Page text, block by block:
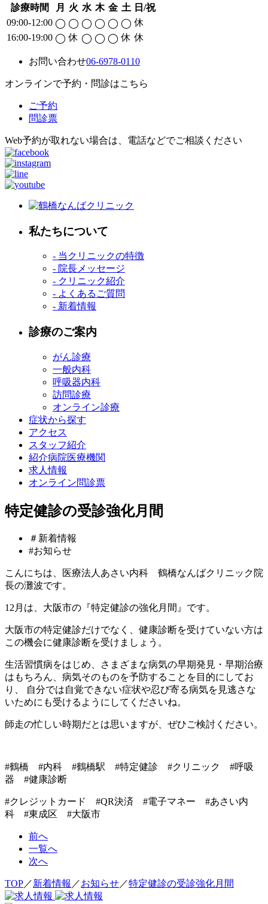
診療時間 月 火 水 木 金 土 日/祝
09:00-12:00 ◯ ◯ ◯ ◯ ◯ ◯ 休
16:00-19:00 ◯ 休 ◯ ◯ ◯ 休 休
お問い合わせ06-6978-0110
オンラインで予約・問診はこちら
ご予約
問診票
Web予約が取れない場合は、電話などでご相談ください
私たちについて
- 当クリニックの特徴
- 院長メッセージ
- クリニック紹介
- よくあるご質問
- 新着情報
診療のご案内
がん診療
一般内科
呼吸器内科
訪問診療
オンライン診療
症状から探す
アクセス
スタッフ紹介
紹介病院医療機関
求人情報
オンライン問診票
特定健診の受診強化月間
＃新着情報
#お知らせ
こんにちは、医療法人あさい内科 鶴橋なんばクリニック院
長の灘波です。
12月は、大阪市の『特定健診の強化月間』です。
大阪市の特定健診だけでなく、健康診断を受けていない方は
この機会に健康診断を受けましょう。
生活習慣病をはじめ、さまざまな病気の早期発見・早期治療
はもちろん、病気そのものを予防することを目的にしてお
り、 自分では自覚できない症状や忍び寄る病気を見逃さな
いためにも受けるようにしてくださいね。
師走の忙しい時期だとは思いますが、ぜひご検討ください。
#鶴橋 #内科 #鶴橋駅 #特定健診 #クリニック #呼吸
器 #健康診断
#クレジットカード #QR決済 #電子マネー #あさい内
科 #東成区 #大阪市
前へ
一覧へ
次へ
TOP／新着情報 ／お知らせ／特定健診の受診強化月間